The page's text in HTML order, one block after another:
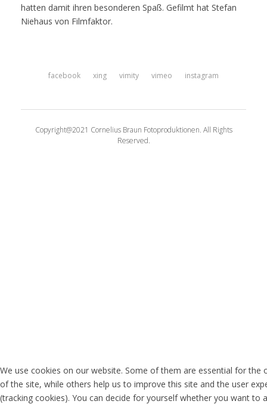
hatten damit ihren besonderen Spaß. Gefilmt hat Stefan
Niehaus von Filmfaktor.
facebook xing vimity vimeo instagram
Copyright@2021 Cornelius Braun Fotoproduktionen. All Rights
Reserved.
We use cookies on our website. Some of them are essential for the
of the site, while others help us to improve this site and the user
(tracking cookies). You can decide for yourself whether you want to